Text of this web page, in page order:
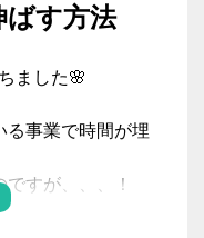
ばす方法
ました🌸
る事業で時間が埋
すが、、、！